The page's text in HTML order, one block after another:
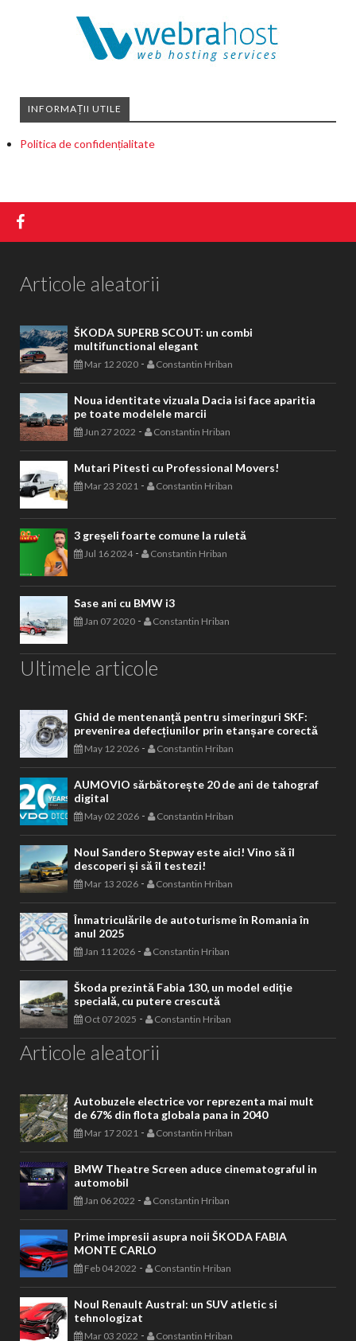
INFORMAȚII UTILE
Politica de confidențialitate
Articole aleatorii
ŠKODA SUPERB SCOUT: un combi
multifunctional elegant
Mar 12 2020 - Constantin Hriban
Noua identitate vizuala Dacia isi face aparitia
pe toate modelele marcii
Jun 27 2022 - Constantin Hriban
Mutari Pitesti cu Professional Movers!
Mar 23 2021 - Constantin Hriban
3 greșeli foarte comune la ruletă
Jul 16 2024- Constantin Hriban
Sase ani cu BMW i3
Jan 07 2020 - Constantin Hriban
Ultimele articole
Ghid de mentenanță pentru simeringuri SKF:
prevenirea defecțiunilor prin etanșare corectă
May 12 2026 - Constantin Hriban
AUMOVIO sărbătorește 20 de ani de tahograf
digital
May 02 2026 - Constantin Hriban
Noul Sandero Stepway este aici! Vino să îl
descoperi și să îl testezi!
Mar 13 2026 - Constantin Hriban
Înmatriculările de autoturisme în Romania în
anul 2025
Jan 11 2026 - Constantin Hriban
Škoda prezintă Fabia 130, un model ediție
specială, cu putere crescută
Oct 07 2025 - Constantin Hriban
Articole aleatorii
Autobuzele electrice vor reprezenta mai mult
de 67% din flota globala pana in 2040
Mar 17 2021 - Constantin Hriban
BMW Theatre Screen aduce cinematograful in
automobil
Jan 06 2022 - Constantin Hriban
Prime impresii asupra noii ŠKODA FABIA
MONTE CARLO
Feb 04 2022 - Constantin Hriban
Noul Renault Austral: un SUV atletic si
tehnologizat
Mar 03 2022 - Constantin Hriban